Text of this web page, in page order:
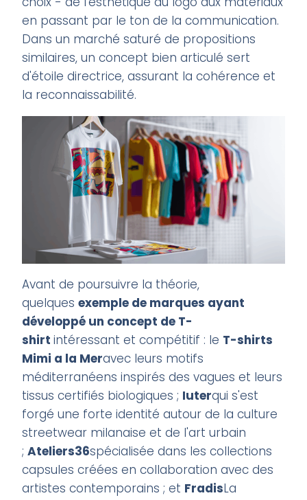
en passant par le ton de la communication.
Dans un marché saturé de propositions
similaires, un concept bien articulé sert
d'étoile directrice, assurant la cohérence et
la reconnaissabilité.
Avant de poursuivre la théorie,
quelquesexemple de marques ayant
développé un concept de T-
shirtintéressant et compétitif : le T-shirts
Mimi a la Meravec leurs motifs
méditerranéens inspirés des vagues et leurs
tissus certifiés biologiques ; Iuterqui s'est
forgé une forte identité autour de la culture
streetwear milanaise et de l'art urbain
;Ateliers36spécialisée dans les collections
capsules créées en collaboration avec des
artistes contemporains ; et FradisLa